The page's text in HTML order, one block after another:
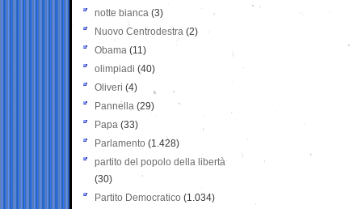
notte bianca (3)
Nuovo Centrodestra (2)
Obama (11)
olimpiadi (40)
Oliveri (4)
Pannella (29)
Papa (33)
Parlamento (1.428)
partito del popolo della libertà
(30)
Partito Democratico (1.034)